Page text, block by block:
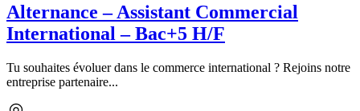
Alternance – Assistant Commercial
International – Bac+5 H/F
Tu souhaites évoluer dans le commerce international ? Rejoins notre
entreprise partenaire...